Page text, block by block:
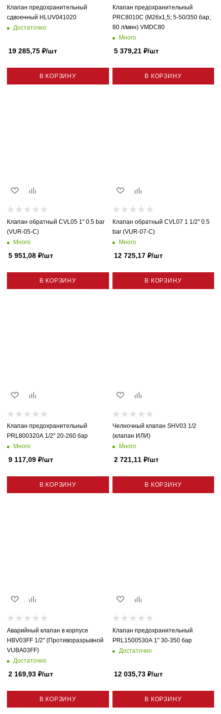
Клапан предохранительный
сдвоенный HLUV041020
Достаточно
19 285,75 ₽/шт
В КОРЗИНУ
Клапан предохранительный
PRC8010C (M26x1,5; 5-50/350 бар;
80 л/мин) VMDC80
Много
5 379,21₽/шт
В КОРЗИНУ
Клапан обратный CVL05 1" 0.5 bar
(VUR-05-C)
Много
5 951,08 ₽/шт
В КОРЗИНУ
Клапан обратный CVL07 1 1/2" 0.5
bar (VUR-07-C)
Много
12 725,17₽/шт
В КОРЗИНУ
Клапан предохранительный
PRL800320A 1/2" 20-260 бар
Много
9 117,09 ₽/шт
В КОРЗИНУ
Челночный клапан SHV03 1/2
(клапан ИЛИ)
Много
2 721,11₽/шт
В КОРЗИНУ
Аварийный клапан в корпусе
HBV03FF 1/2" (Противоразрывной
VUBA03FF)
Достаточно
2 169,93 ₽/шт
В КОРЗИНУ
Клапан предохранительный
PRL1500530A 1" 30-350 бар
Достаточно
12 035,73₽/шт
В КОРЗИНУ